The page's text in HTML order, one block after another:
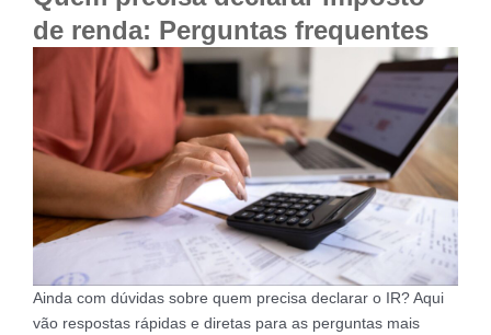
de renda: Perguntas frequentes
Ainda com dúvidas sobre quem precisa declarar o IR? Aqui
vão respostas rápidas e diretas para as perguntas mais